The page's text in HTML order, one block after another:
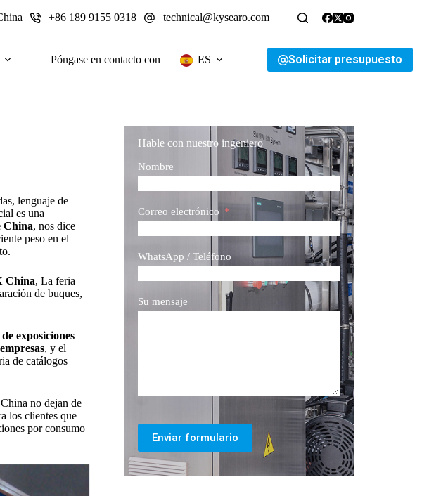
+86 189 9155 0318 technical@kysearo.com
Póngase en contacto con ES Solicitar presupuesto
lenguaje de
es una
China, nos dice
peso en el
China, La feria
de buques,
exposiciones
, y el
de catálogos
no dejan de
los clientes que
por consumo
Hable con nuestro ingeniero
Nombre
Correo electrónico
WhatsApp / Teléfono
Su mensaje
Enviar formulario